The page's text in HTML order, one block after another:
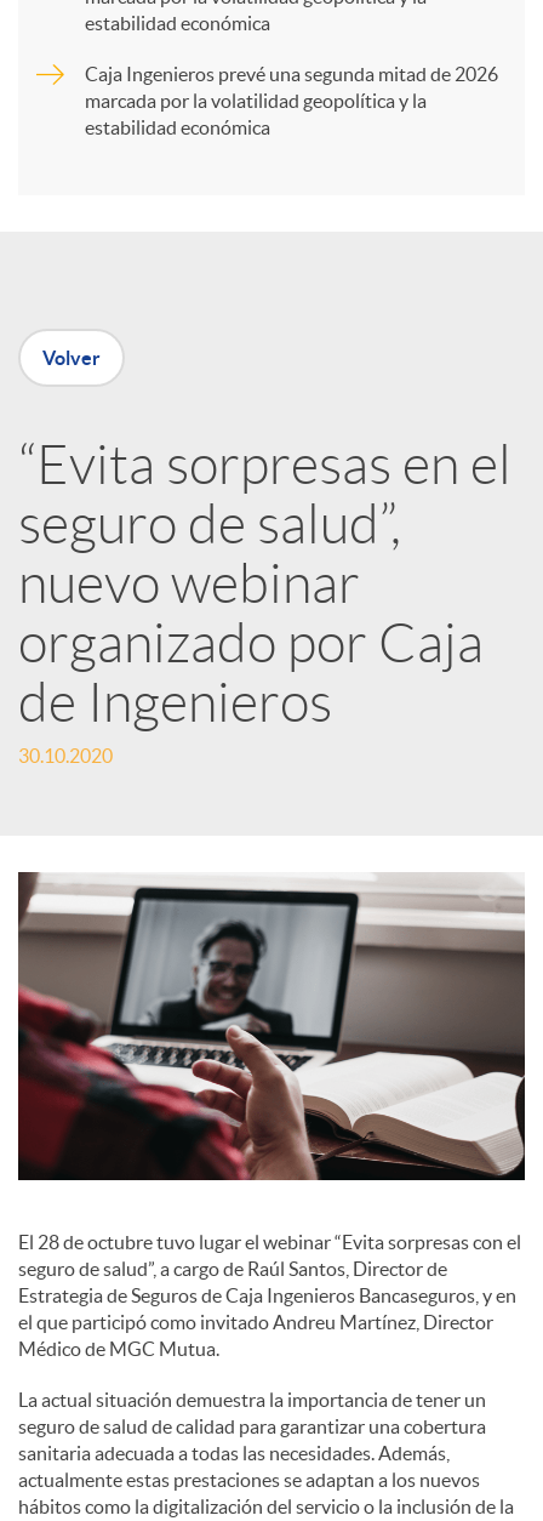
n
e
d
e
s
o
c
i
a
l
e
s
estabilidad económica
Caja Ingenieros prevé una segunda mitad de 2026
marcada por la volatilidad geopolítica y la
estabilidad económica
Volver
“Evita sorpresas en el
seguro de salud”,
nuevo webinar
organizado por Caja
de Ingenieros
30.10.2020
El 28 de octubre tuvo lugar el webinar “Evita sorpresas con el
seguro de salud”, a cargo de Raúl Santos, Director de
Estrategia de Seguros de Caja Ingenieros Bancaseguros, y en
el que participó como invitado Andreu Martínez, Director
Médico de MGC Mutua.
La actual situación demuestra la importancia de tener un
seguro de salud de calidad para garantizar una cobertura
sanitaria adecuada a todas las necesidades. Además,
actualmente estas prestaciones se adaptan a los nuevos
hábitos como la digitalización del servicio o la inclusión de la